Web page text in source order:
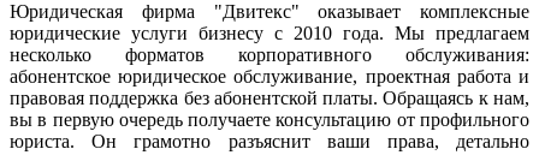
Юридическая фирма "Двитекс" оказывает комплексные
юридические услуги бизнесу с 2010 года. Мы предлагаем
несколько форматов корпоративного обслуживания:
абонентское юридическое обслуживание, проектная работа и
правовая поддержка без абонентской платы. Обращаясь к нам,
вы в первую очередь получаете консультацию от профильного
юриста. Он грамотно разъяснит ваши права, детально